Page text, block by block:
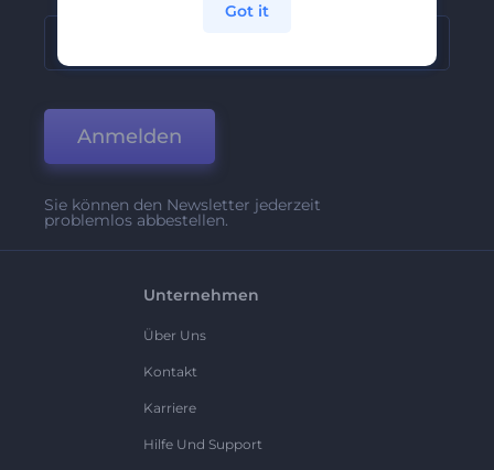
Anmelden
Sie können den Newsletter jederzeit
problemlos abbestellen.
Unternehmen
Über Uns
Kontakt
Karriere
Hilfe Und Support
Got it